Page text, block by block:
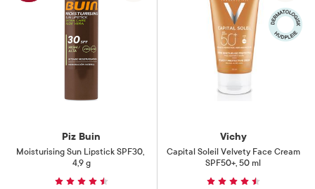
Piz Buin
Moisturising Sun Lipstick SPF30,
4,9 g
Vichy
Capital Soleil Velvety Face Cream
SPF50+, 50 ml